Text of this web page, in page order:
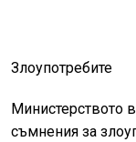
Злоупотребите
Министерството
съмнения за